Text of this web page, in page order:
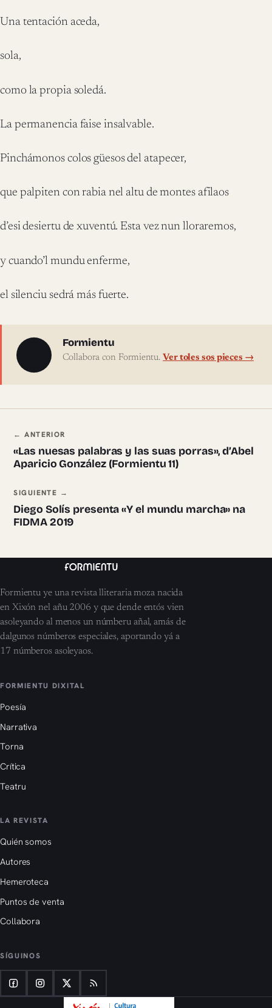
Una tentación aceda,
sola,
como la propia soledá.
La permanencia faise insalvable.
Pinchámonos colos güesos del atapecer,
que palpiten con rabia nel altu de montes afilaos
d’esi desiertu de xuventú. Esta vez nun lloraremos,
y cuando’l mundu enferme,
el silenciu sedrá más fuerte.
Sobre l'autor
Formientu
Collabora con Formientu. Ver toles sos pieces →
Navegación ente pieces
← ANTERIOR
«Las nuesas palabras y las suas porras», d’Abel
Aparicio González (Formientu 11)
SIGUIENTE →
Diego Solís presenta «Y el mundu marcha» na
FIDMA 2019
Formientu ye una revista lliteraria moza nacida
en Xixón nel añu 2006 y que dende entós vien
asoleyando al menos un númberu añal, amás de
dalgunos númberos especiales, aportando yá a
17 númberos asoleyaos.
FORMIENTU DIXITAL
Poesía
Narrativa
Torna
Crítica
Teatru
LA REVISTA
Quién somos
Autores
Hemeroteca
Puntos de venta
Collabora
SÍGUINOS